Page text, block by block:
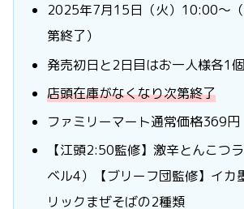
2025年7月15日（火）10:00～
第終了）
発売初日と2日目はお一人様各1
店頭在庫がなくなり次第終了
ファミリーマート通常価格369円
【江頭2:50監修】激辛とんこつ
ベル4）【ブリーフ団監修】イカ
リックまぜそばの2種類